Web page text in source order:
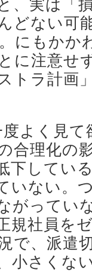
、実は「
どない可
にもかか
に注意せ
トラ計画
よく見て
合理化の
下してい
いない。
がってい
規社員を
で、派遣
小さくな